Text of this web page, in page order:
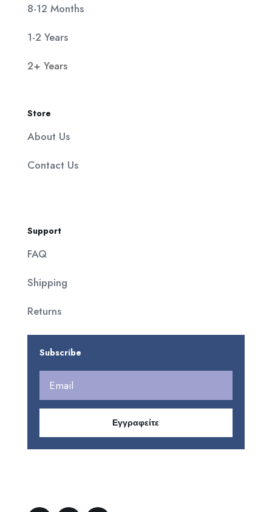
8-12 Months
1-2 Years
2+ Years
Store
About Us
Contact Us
Support
FAQ
Shipping
Returns
Subscribe
Εγγραφείτε